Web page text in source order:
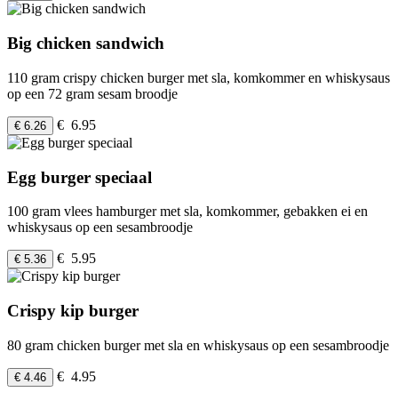
Big chicken sandwich
110 gram crispy chicken burger met sla, komkommer en whiskysaus
op een 72 gram sesam broodje
€ 6.26 € 6.95
Egg burger speciaal
100 gram vlees hamburger met sla, komkommer, gebakken ei en
whiskysaus op een sesambroodje
€ 5.36 € 5.95
Crispy kip burger
80 gram chicken burger met sla en whiskysaus op een sesambroodje
€ 4.46 € 4.95